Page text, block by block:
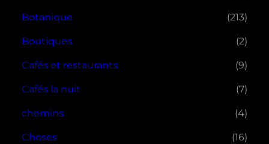
Botanique (213)
Boutiques (2)
Cafés et restaurants (9)
Cafés la nuit (7)
chemins (4)
Choses (16)